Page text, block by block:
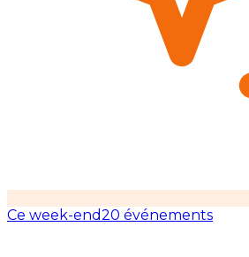
Ce week-end20 événements